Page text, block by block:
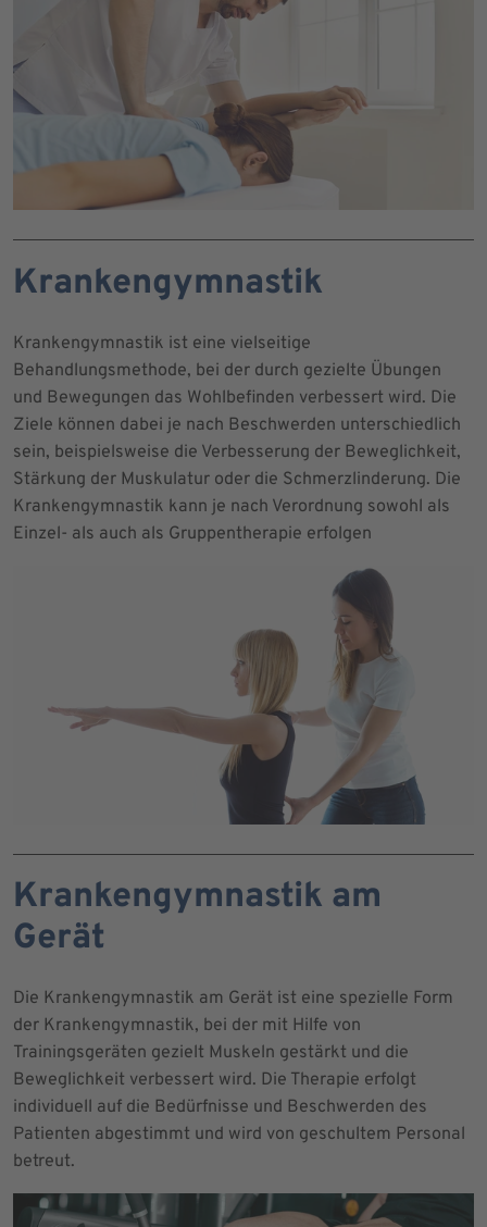
Krankengymnastik
Krankengymnastik ist eine vielseitige
Behandlungsmethode, bei der durch gezielte Übungen
und Bewegungen das Wohlbefinden verbessert wird. Die
Ziele können dabei je nach Beschwerden unterschiedlich
sein, beispielsweise die Verbesserung der Beweglichkeit,
Stärkung der Muskulatur oder die Schmerzlinderung. Die
Krankengymnastik kann je nach Verordnung sowohl als
Einzel- als auch als Gruppentherapie erfolgen
Krankengymnastik am
Gerät
Die Krankengymnastik am Gerät ist eine spezielle Form
der Krankengymnastik, bei der mit Hilfe von
Trainingsgeräten gezielt Muskeln gestärkt und die
Beweglichkeit verbessert wird. Die Therapie erfolgt
individuell auf die Bedürfnisse und Beschwerden des
Patienten abgestimmt und wird von geschultem Personal
betreut.